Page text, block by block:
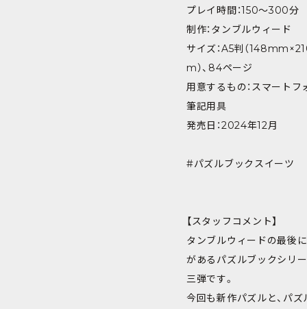
プレイ時間：150～300分
制作：タンブルウィード
サイズ：A5判（
m）、84ページ
用意するもの：スマートフ
筆記用具
発売日：2024年12月
#パズルブックスイーツ
【スタッフコメント】
タンブルウィードの最後
があるパズルブックシリ
三弾です。
今回も新作パズルと、パズ